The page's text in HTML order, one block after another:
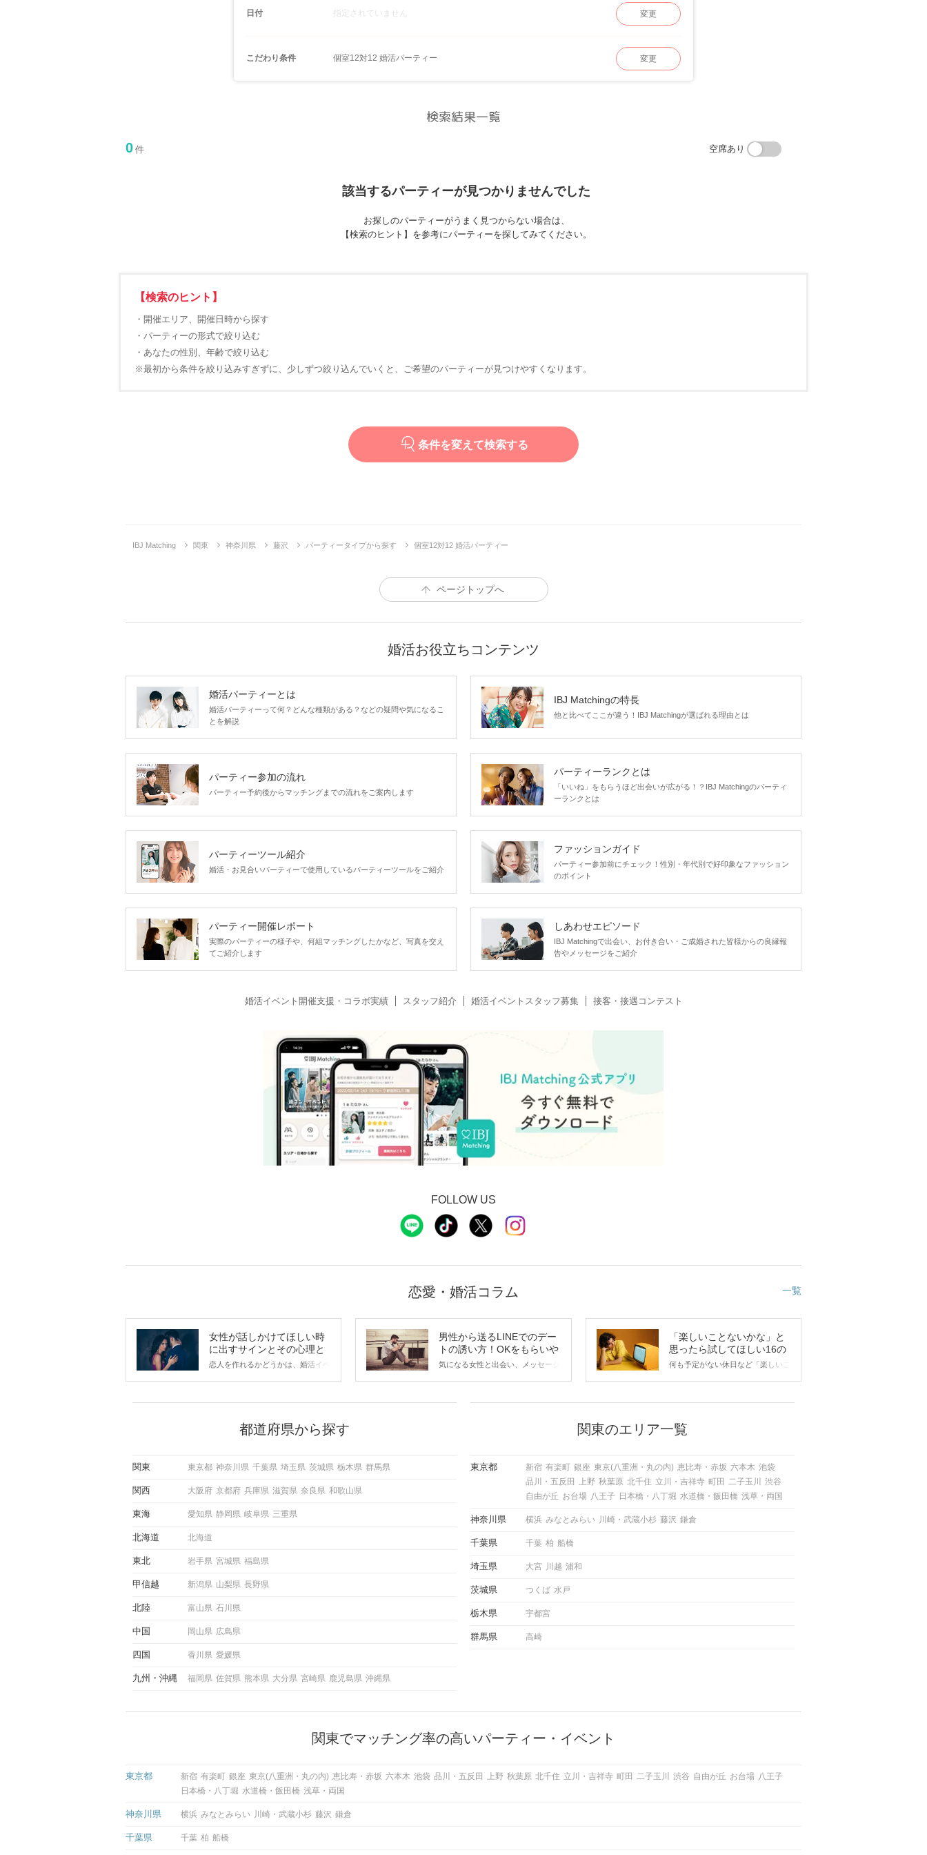
日付 指定されていません 変更
こだわり条件 個室12対12 婚活パーティー 変更
検索結果一覧
0 件 空席あり
該当するパーティーが見つかりませんでした
お探しのパーティーがうまく見つからない場合は、
【検索のヒント】を参考にパーティーを探してみてください。
【検索のヒント】
・開催エリア、開催日時から探す
・パーティーの形式で絞り込む
・あなたの性別、年齢で絞り込む
※最初から条件を絞り込みすぎずに、少しずつ絞り込んでいくと、ご希望のパーティーが見つけやすくなります。
条件を変えて検索する
IBJ Matching 関東 神奈川県 藤沢 パーティータイプから探す 個室12対12 婚活パーティー
ページトップへ
婚活お役立ちコンテンツ
婚活パーティーとは
婚活パーティーって何？どんな種類がある？などの疑問や気になるこ
とを解説
IBJ Matchingの特長
他と比べてここが違う！IBJ Matchingが選ばれる理由とは
パーティー参加の流れ
パーティー予約後からマッチングまでの流れをご案内します
パーティーランクとは
「いいね」をもらうほど出会いが広がる！？IBJ Matchingのパーティ
ーランクとは
パーティーツール紹介
婚活・お見合いパーティーで使用しているパーティーツールをご紹介
ファッションガイド
パーティー参加前にチェック！性別・年代別で好印象なファッション
のポイント
パーティー開催レポート
実際のパーティーの様子や、何組マッチングしたかなど、写真を交え
てご紹介します
しあわせエピソード
IBJ Matchingで出会い、お付き合い・ご成婚された皆様からの良縁報
告やメッセージをご紹介
婚活イベント開催支援・コラボ実績 スタッフ紹介 婚活イベントスタッフ募集 接客・接遇コンテスト
FOLLOW US
恋愛・婚活コラム 一覧
女性が話しかけてほしい時
に出すサインとその心理と
は？
恋人を作れるかどうかは、婚活イベ
から恋人作りを本格的に始めようと
している方は、女性が異性を求めて
この記事では、女性が話しかけて欲
しく解説した後、婚活イベントで実
ような行動に繋げるべきかをご紹介
男性から送るLINEでのデー
トの誘い方！OKをもらいや
すいメッセージのコツは？
気になる女性と出会い、メッセージ
も混じえながら解説するので、ぜひ
「楽しいことないかな」と
思ったら試してほしい16の
こと
何も予定がない休日など「楽しいこ
になれる対処法から、恋愛・自分磨
き・趣味などジャンル別の楽しいこ
とを探している方は必見です。
都道府県から探す
関東 東京都 神奈川県 千葉県 埼玉県 茨城県 栃木県 群馬県
関西 大阪府 京都府 兵庫県 滋賀県 奈良県 和歌山県
東海 愛知県 静岡県 岐阜県 三重県
北海道 北海道
東北 岩手県 宮城県 福島県
甲信越 新潟県 山梨県 長野県
北陸 富山県 石川県
中国 岡山県 広島県
四国 香川県 愛媛県
九州 沖縄 福岡県 佐賀県 熊本県 大分県 宮崎県 鹿児島県 沖縄県
関東のエリア一覧
東京都 新宿 有楽町 銀座 東京(八重洲・丸の内) 恵比寿・赤坂 六本木 池袋
品川・五反田
上野 秋葉原 北千住 立川・吉祥寺 町田 二子玉川
渋谷
自由が丘 お台場 八王子 日本橋・八丁堀 水道橋・飯田橋 浅草・両国
神奈川県 横浜 みなとみらい 川崎・武蔵小杉 藤沢 鎌倉
千葉県 千葉 柏 船橋
埼玉県 大宮 川越 浦和
茨城県 つくば 水戸
栃木県 宇都宮
群馬県 高崎
関東でマッチング率の高いパーティー・イベント
東京都 新宿 有楽町 銀座 東京(八重洲・丸の内) 恵比寿・赤坂 六本木 池袋 品川・五反田 上野 秋葉原 北千住 立川・吉祥寺 町田 二子玉川 渋谷 自由が丘 お台場 八王子
日本橋・八丁堀 水道橋・飯田橋 浅草・両国
神奈川県 横浜 みなとみらい 川崎・武蔵小杉 藤沢 鎌倉
千葉県 千葉 柏 船橋